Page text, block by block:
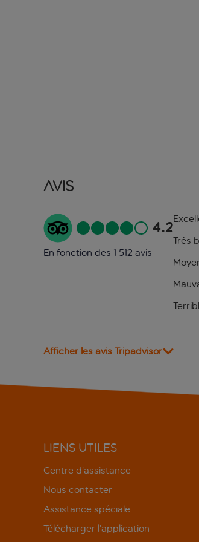
Avis
4.2
En fonction des 1 512 avis
Très
Afficher les avis Tripadvisor
LIENS UTILES
Centre d’assistance
Nous contacter
Assistance spéciale
Télécharger l’application